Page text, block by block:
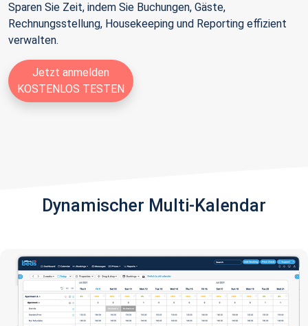
Sparen Sie Zeit, indem Sie Buchungen, Gäste,
Rechnungsstellung, Housekeeping und Reporting effizient
verwalten.
Jetzt anmelden
KOSTENLOS TESTEN
Dynamischer Multi-Kalendar